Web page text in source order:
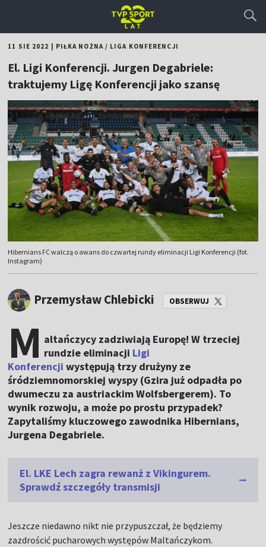
11 SIE 2022 PIŁKA NOŻNA/ LIGA KONFERENCJI
El. Ligi Konferencji. Jurgen Degabriele:
traktujemy Ligę Konferencji jako szansę
Hibernians FC walczą o awans do czwartej rundy eliminacji Ligi Konferencji (fot.
Instagram)
Przemysław Chlebicki OBSERWUJ
M altańczycy zadziwiają Europę! W trzeciej
rundzie eliminacji Ligi
Konferencji występują trzy drużyny ze
śródziemnomorskiej wyspy (Gzira już odpadła po
dwumeczu za austriackim Wolfsbergerem). To
wynik rozwoju, a może po prostu przypadek?
Zapytaliśmy kluczowego zawodnika Hibernians,
Jurgena Degabriele.
El. LKE Lech zagra rewanż z Vikingurem.
Sprawdź szczegóły transmisji
Jeszcze niedawno nikt nie przypuszczał, że będziemy
zazdrościć pucharowych występów Maltańczykom.